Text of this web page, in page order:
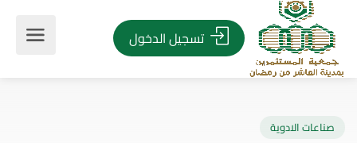
تسجيل الدخول